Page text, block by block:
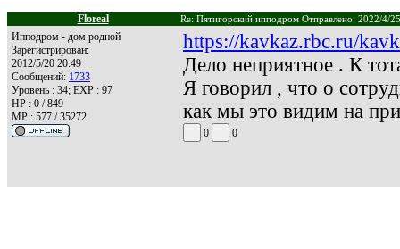
Floreal Re: Пятигорский ипподром Отправлено: 2022/4/
Ипподром - дом родной
Зарегистрирован:
2012/5/20 20:49
Сообщений: 1733
Уровень : 34; EXP : 97
HP : 0 / 849
MP : 577 / 35272
https://kavkaz.rbc.ru/
Дело неприятное . К
Я говорил , что о
как мы это видим на
0 0